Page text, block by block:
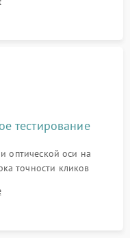
или аргоном для
тестирование
оптической оси на
точности кликов
испытание прицела на
к отдаче и